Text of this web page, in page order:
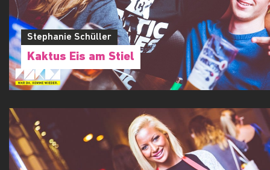
Stephanie Schüller
Kaktus Eis am Stiel